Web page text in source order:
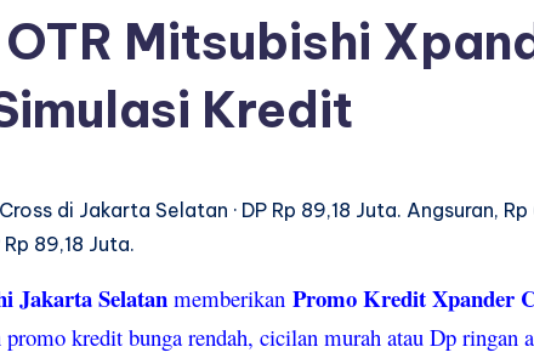
Mitsubishi
Kredit
di Jakarta Selatan · DP Rp 89,18 Juta. Angsuran,
89,18 Juta.
Jakarta Selatan memberikan Promo Kredit Xpander
kredit bunga rendah, cicilan murah atau Dp ringan